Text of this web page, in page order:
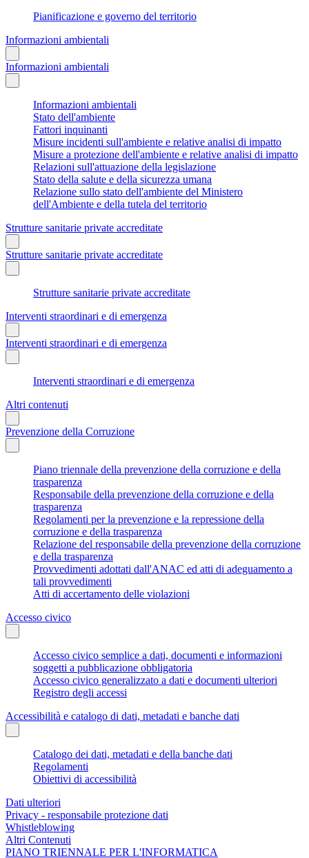
Pianificazione e governo del territorio
Informazioni ambientali
Informazioni ambientali
Informazioni ambientali
Stato dell'ambiente
Fattori inquinanti
Misure incidenti sull'ambiente e relative analisi di impatto
Misure a protezione dell'ambiente e relative analisi di impatto
Relazioni sull'attuazione della legislazione
Stato della salute e della sicurezza umana
Relazione sullo stato dell'ambiente del Ministero
dell'Ambiente e della tutela del territorio
Strutture sanitarie private accreditate
Strutture sanitarie private accreditate
Strutture sanitarie private accreditate
Interventi straordinari e di emergenza
Interventi straordinari e di emergenza
Interventi straordinari e di emergenza
Altri contenuti
Prevenzione della Corruzione
Piano triennale della prevenzione della corruzione e della
trasparenza
Responsabile della prevenzione della corruzione e della
trasparenza
Regolamenti per la prevenzione e la repressione della
corruzione e della trasparenza
Relazione del responsabile della prevenzione della corruzione
e della trasparenza
Provvedimenti adottati dall'ANAC ed atti di adeguamento a
tali provvedimenti
Atti di accertamento delle violazioni
Accesso civico
Accesso civico semplice a dati, documenti e informazioni
soggetti a pubblicazione obbligatoria
Accesso civico generalizzato a dati e documenti ulteriori
Registro degli accessi
Accessibilità e catalogo di dati, metadati e banche dati
Catalogo dei dati, metadati e della banche dati
Regolamenti
Obiettivi di accessibilità
Dati ulteriori
Privacy - responsabile protezione dati
Whistleblowing
Altri Contenuti
PIANO TRIENNALE PER L'INFORMATICA